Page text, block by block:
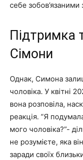
себе зобов’язаними
Підтримка
Сімони
Однак, Симона
чоловіка. У квітні
вона розповіла,
реакція. “Я
мого чоловіка?”-
не розумієте, яка
заради своїх